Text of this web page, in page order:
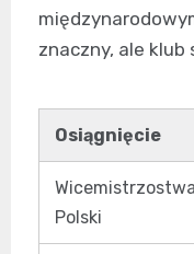
znaczny, ale
Osiągnięcie
Wicemistrzostwa
Polski